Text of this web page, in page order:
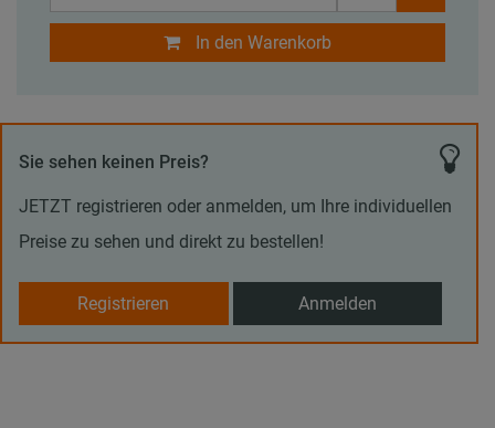
In den Warenkorb
Sie sehen keinen Preis?
JETZT registrieren oder anmelden, um Ihre individuellen
Preise zu sehen und direkt zu bestellen!
Registrieren Anmelden